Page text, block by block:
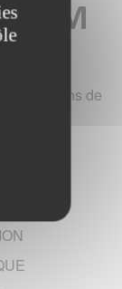
locations de